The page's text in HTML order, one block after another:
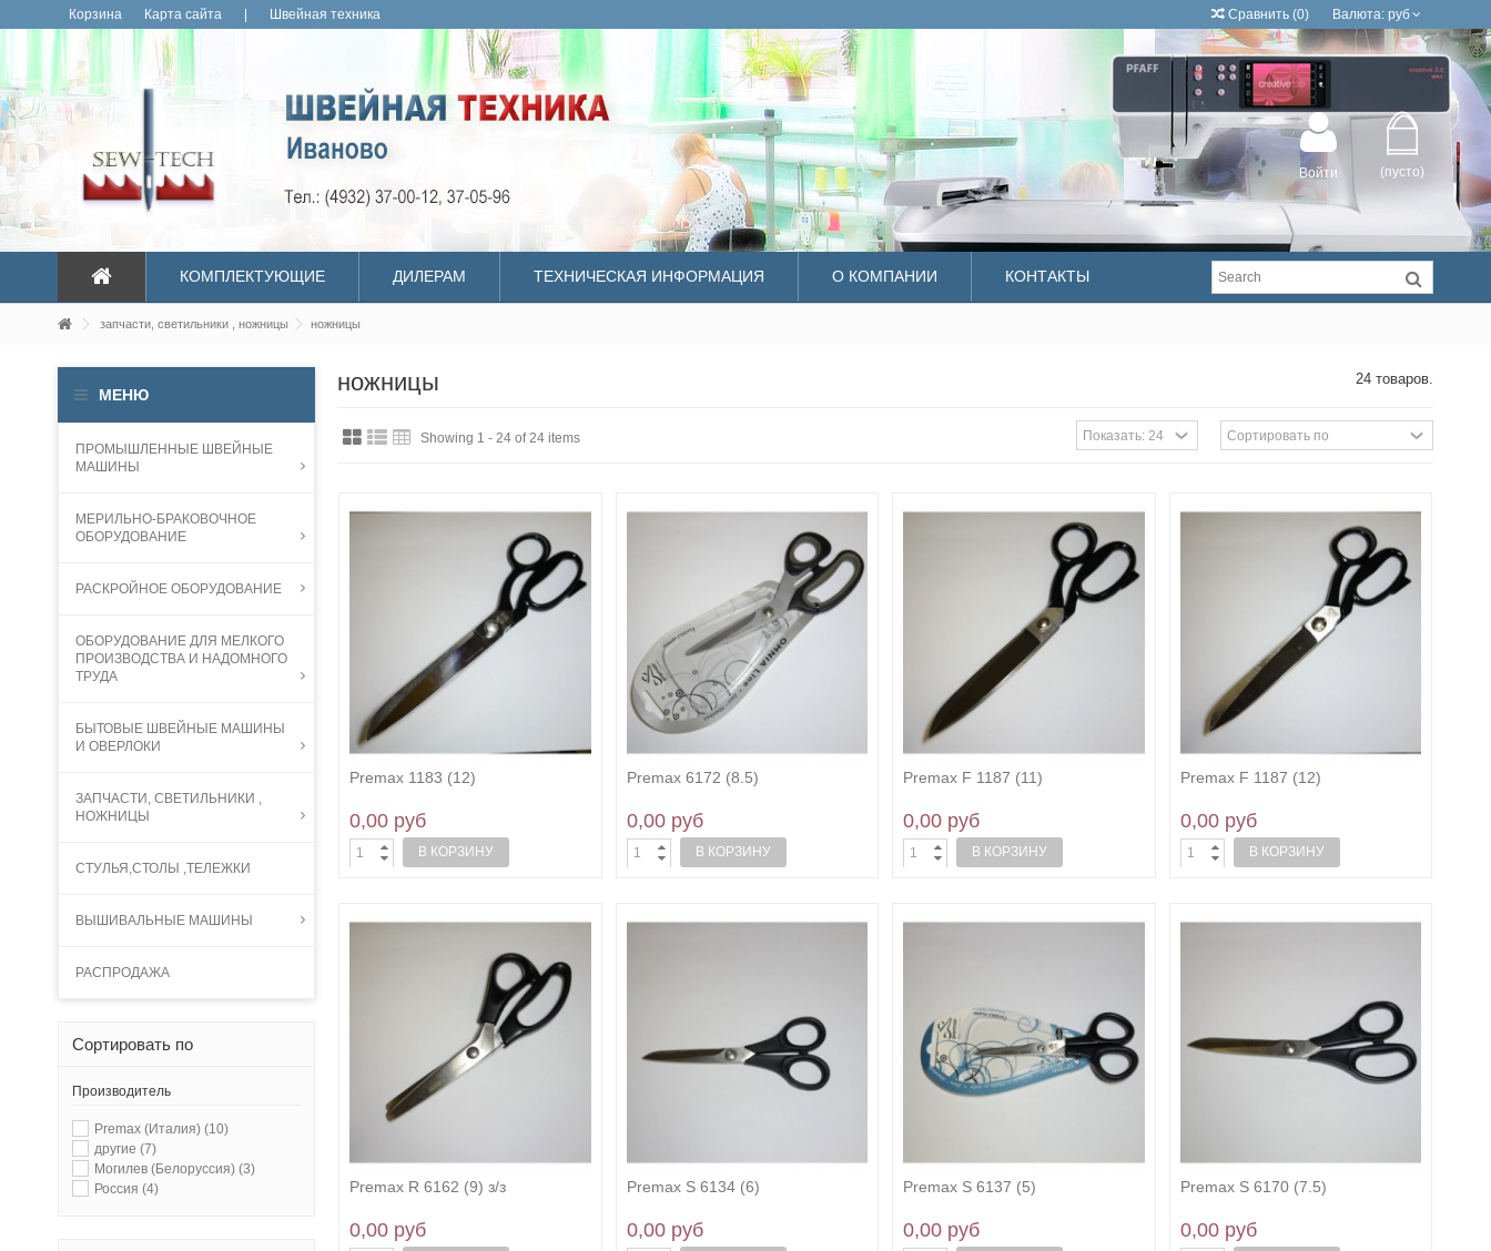
Валюта: руб
Корзина Карта сайта Швейная техника Сравнить (0)
(пусто)
Войти
КОМПЛЕКТУЮЩИЕ ДИЛЕРАМ ТЕХНИЧЕСКАЯ ИНФОРМАЦИЯ О КОМПАНИИ КОНТАКТЫ
запчасти, светильники , ножницы ножницы
ножницы 24 товаров.
Showing 1 - 24 of 24 items
Premax 1183 (12)
0,00 руб
В КОРЗИНУ
Premax 6172 (8.5)
0,00 руб
В КОРЗИНУ
Premax F 1187 (11)
0,00 руб
В КОРЗИНУ
Premax F 1187 (12)
0,00 руб
В КОРЗИНУ
Premax R 6162 (9) з/з
0,00 руб
Premax S 6134 (6)
0,00 руб
Premax S 6137 (5)
0,00 руб
Premax S 6170 (7.5)
0,00 руб
МЕНЮ
ПРОМЫШЛЕННЫЕ ШВЕЙНЫЕ
МАШИНЫ
МЕРИЛЬНО-БРАКОВОЧНОЕ
ОБОРУДОВАНИЕ
РАСКРОЙНОЕ ОБОРУДОВАНИЕ
ОБОРУДОВАНИЕ ДЛЯ МЕЛКОГО
ПРОИЗВОДСТВА И НАДОМНОГО
ТРУДА
БЫТОВЫЕ ШВЕЙНЫЕ МАШИНЫ
И ОВЕРЛОКИ
ЗАПЧАСТИ, СВЕТИЛЬНИКИ ,
НОЖНИЦЫ
СТУЛЬЯ,СТОЛЫ ,ТЕЛЕЖКИ
ВЫШИВАЛЬНЫЕ МАШИНЫ
РАСПРОДАЖА
Сортировать по
Производитель
Premax (Италия) (10)
другие (7)
Могилев (Белоруссия) (3)
Россия (4)